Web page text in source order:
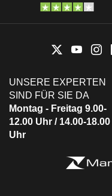
UNSERE EXPERTEN
SIND FÜR SIE DA
Montag - Freitag 9.00-
12.00 Uhr / 14.00-18.00
Uhr